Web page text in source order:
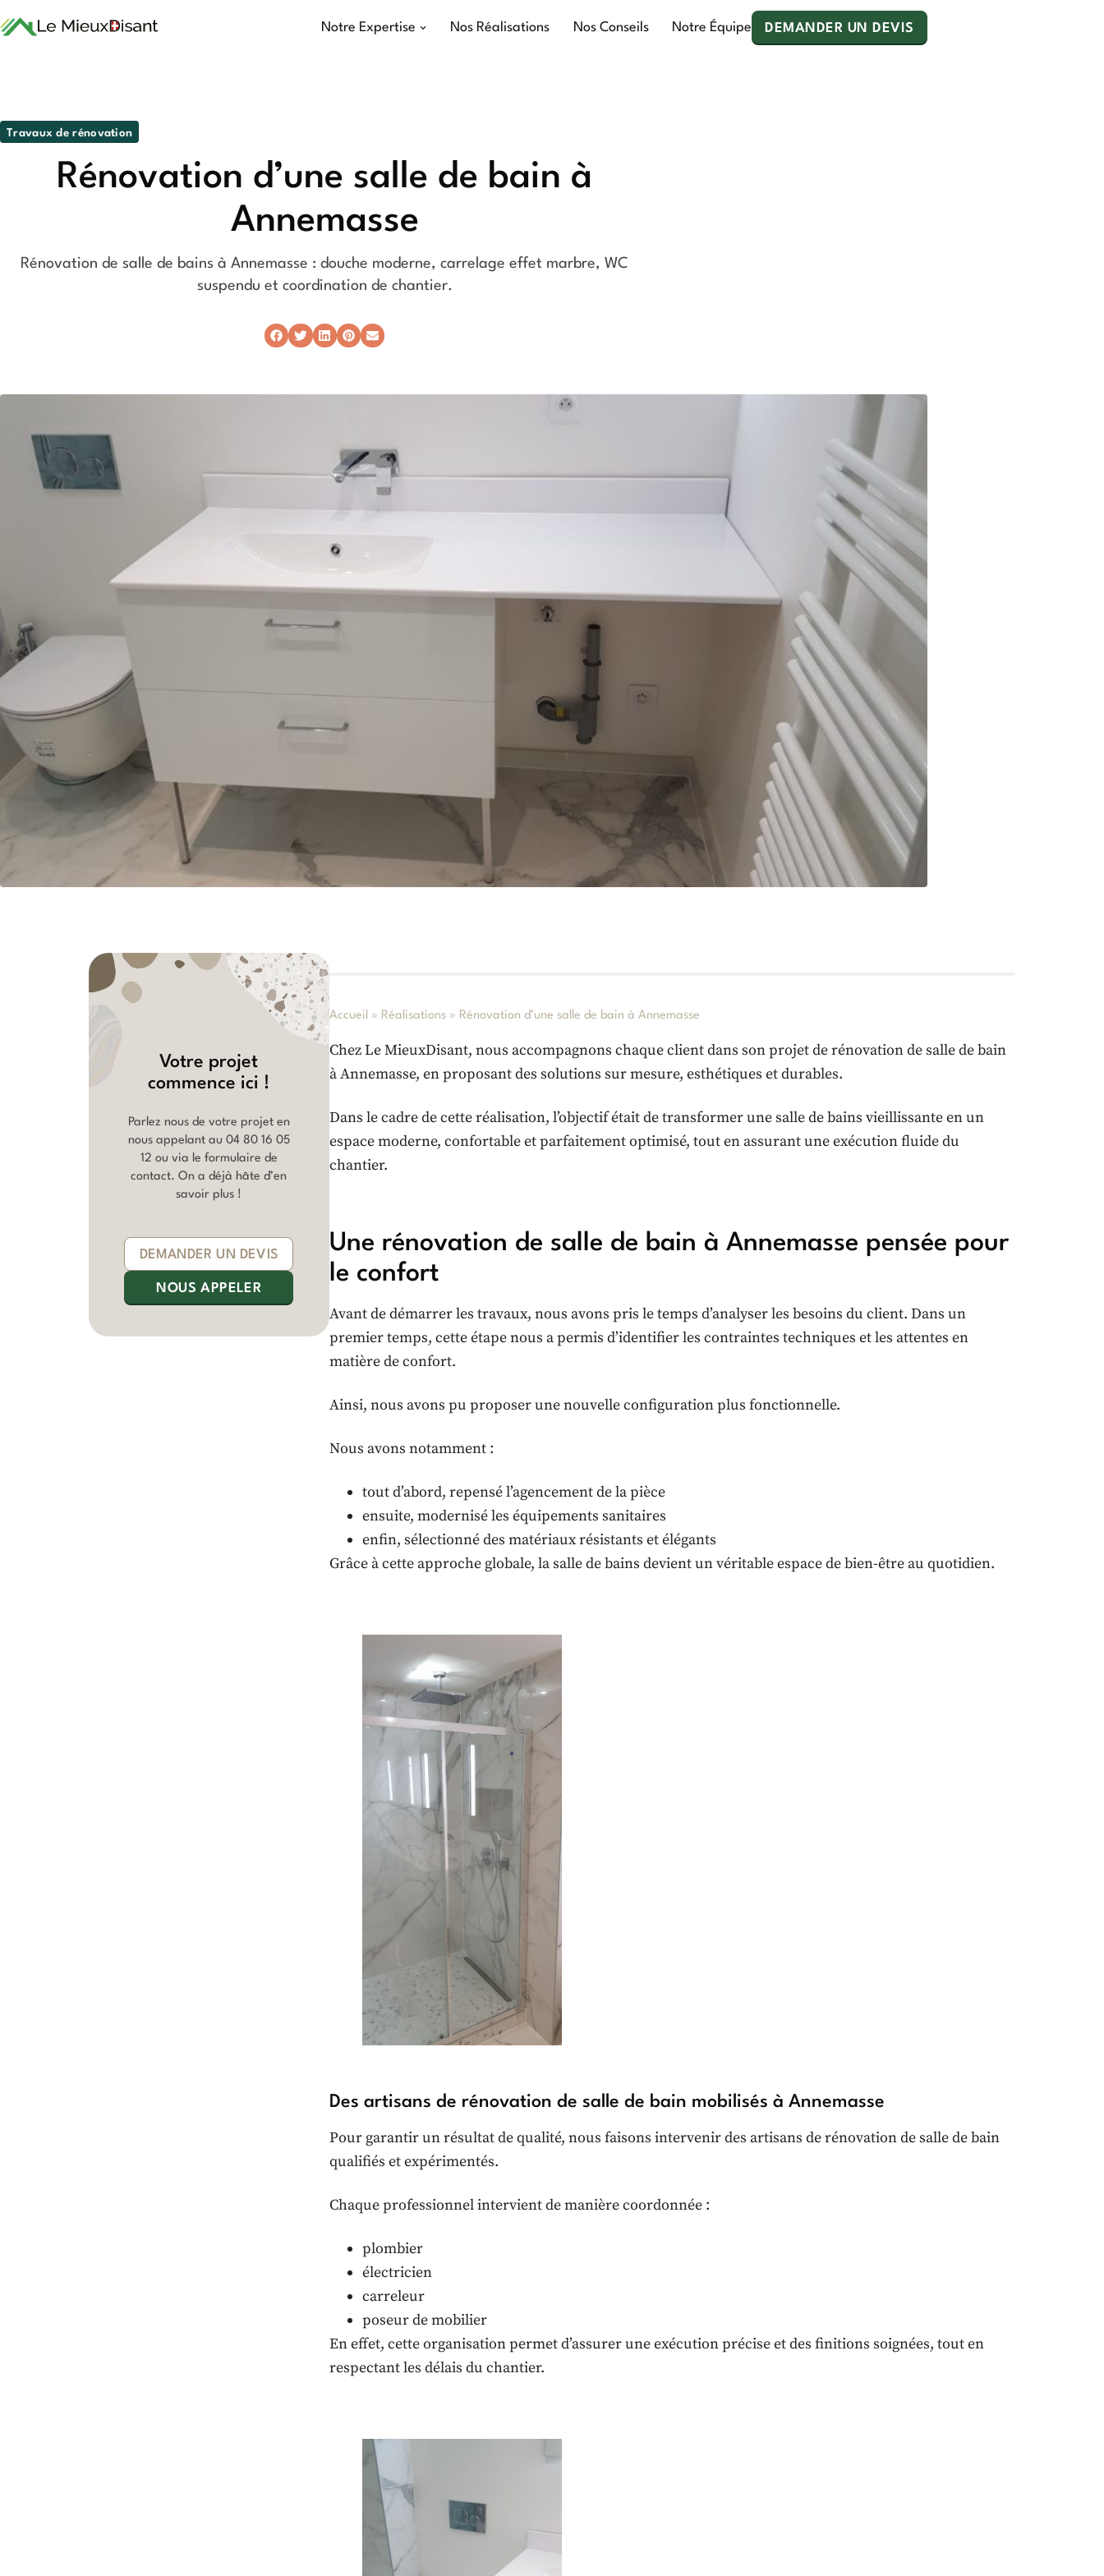
Notre Expertise Nos Réalisations Nos Conseils Notre Équipe DEMANDER UN DEVIS
Travaux de rénovation
Rénovation d’une salle de bain à
Annemasse
Rénovation de salle de bains à Annemasse : douche moderne, carrelage effet marbre, WC
suspendu et coordination de chantier.
Votre projet
commence ici !
Parlez nous de votre projet en
nous appelant au 04 80 16 05
12 ou via le formulaire de
contact. On a déjà hâte d’en
savoir plus !
DEMANDER UN DEVIS
NOUS APPELER
Accueil » Réalisations » Rénovation d’une salle de bain à Annemasse
Chez Le MieuxDisant, nous accompagnons chaque client dans son projet de rénovation de salle de bain
à Annemasse, en proposant des solutions sur mesure, esthétiques et durables.
Dans le cadre de cette réalisation, l’objectif était de transformer une salle de bains vieillissante en un
espace moderne, confortable et parfaitement optimisé, tout en assurant une exécution fluide du
chantier.
Une rénovation de salle de bain à Annemasse pensée pour
le confort
Avant de démarrer les travaux, nous avons pris le temps d’analyser les besoins du client. Dans un
premier temps, cette étape nous a permis d’identifier les contraintes techniques et les attentes en
matière de confort.
Ainsi, nous avons pu proposer une nouvelle configuration plus fonctionnelle.
Nous avons notamment :
tout d’abord, repensé l’agencement de la pièce
ensuite, modernisé les équipements sanitaires
enfin, sélectionné des matériaux résistants et élégants
Grâce à cette approche globale, la salle de bains devient un véritable espace de bien-être au quotidien.
Des artisans de rénovation de salle de bain mobilisés à Annemasse
Pour garantir un résultat de qualité, nous faisons intervenir des artisans de rénovation de salle de bain
qualifiés et expérimentés.
Chaque professionnel intervient de manière coordonnée :
plombier
électricien
carreleur
poseur de mobilier
En effet, cette organisation permet d’assurer une exécution précise et des finitions soignées, tout en
respectant les délais du chantier.